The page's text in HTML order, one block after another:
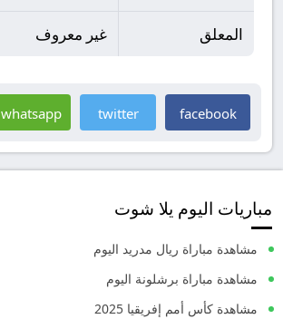
المعلق غير معروف
facebook
twitter
whatsapp
مباريات اليوم يلا شوت
مشاهدة مباراة ريال مدريد اليوم
مشاهدة مباراة برشلونة اليوم
مشاهدة كأس أمم إفريقيا 2025